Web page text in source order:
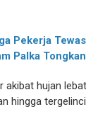
Pekerja
Palka
akibat hujan
hingga